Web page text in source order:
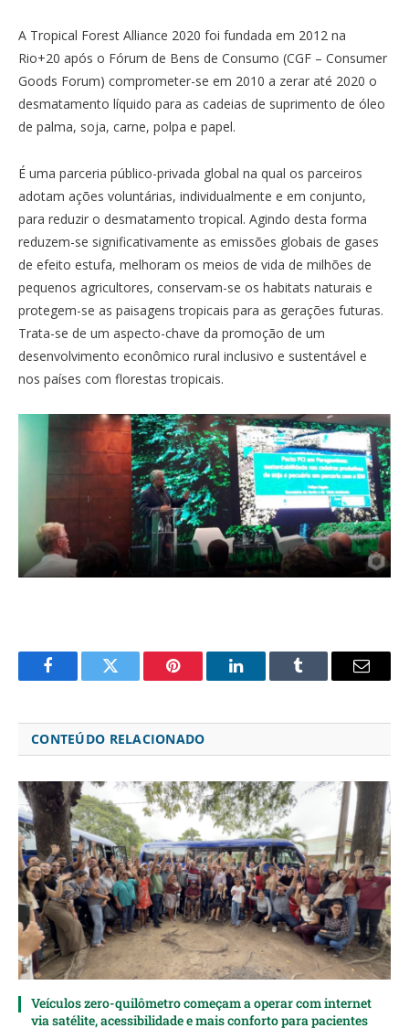
A Tropical Forest Alliance 2020 foi fundada em 2012 na
Rio+20 após o Fórum de Bens de Consumo (CGF – Consumer
Goods Forum) comprometer-se em 2010 a zerar até 2020 o
desmatamento líquido para as cadeias de suprimento de óleo
de palma, soja, carne, polpa e papel.
É uma parceria público-privada global na qual os parceiros
adotam ações voluntárias, individualmente e em conjunto,
para reduzir o desmatamento tropical. Agindo desta forma
reduzem-se significativamente as emissões globais de gases
de efeito estufa, melhoram os meios de vida de milhões de
pequenos agricultores, conservam-se os habitats naturais e
protegem-se as paisagens tropicais para as gerações futuras.
Trata-se de um aspecto-chave da promoção de um
desenvolvimento econômico rural inclusivo e sustentável e
nos países com florestas tropicais.
FacebookTwitter Pinterest LinkedInTumblr Email
CONTEÚDO RELACIONADO
Veículos zero-quilômetro começam a operar com internet
via satélite, acessibilidade e mais conforto para pacientes